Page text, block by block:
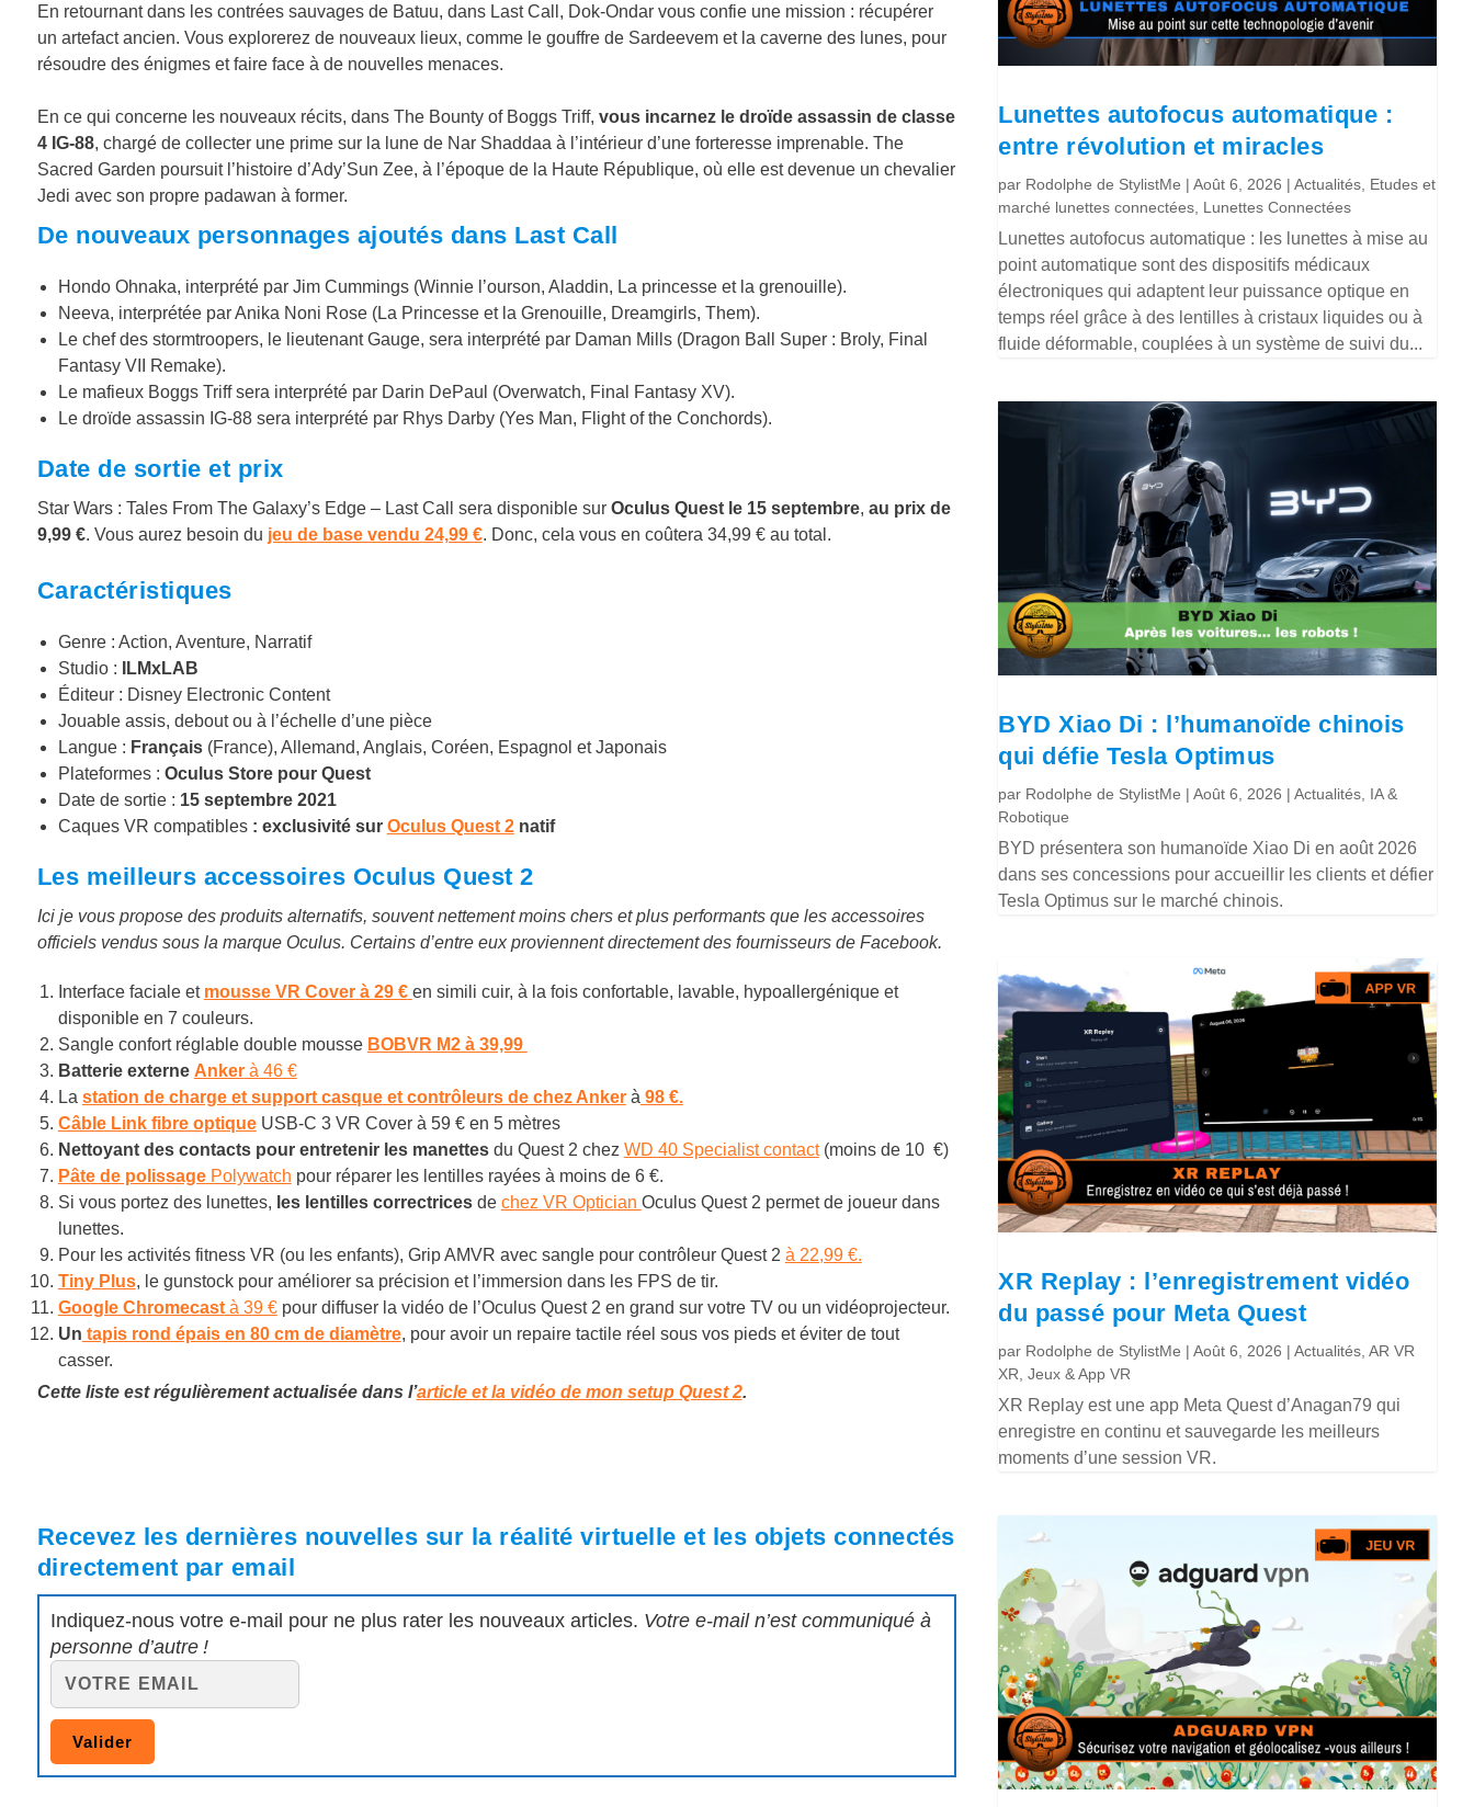
En retournant dans les contrées sauvages de Batuu, dans Last Call, Dok-Ondar vous confie une mission : récupérer
un artefact ancien. Vous explorerez de nouveaux lieux, comme le gouffre de Sardeevem et la caverne des lunes, pour
résoudre des énigmes et faire face à de nouvelles menaces.
En ce qui concerne les nouveaux récits, dans The Bounty of Boggs Triff, vous incarnez le droïde assassin de classe
4 IG-88, chargé de collecter une prime sur la lune de Nar Shaddaa à l’intérieur d’une forteresse imprenable. The
Sacred Garden poursuit l’histoire d’Ady’Sun Zee, à l’époque de la Haute République, où elle est devenue un chevalier
Jedi avec son propre padawan à former.
De nouveaux personnages ajoutés dans Last Call
Hondo Ohnaka, interprété par Jim Cummings (Winnie l’ourson, Aladdin, La princesse et la grenouille).
Neeva, interprétée par Anika Noni Rose (La Princesse et la Grenouille, Dreamgirls, Them).
Le chef des stormtroopers, le lieutenant Gauge, sera interprété par Daman Mills (Dragon Ball Super : Broly, Final
Fantasy VII Remake).
Le mafieux Boggs Triff sera interprété par Darin DePaul (Overwatch, Final Fantasy XV).
Le droïde assassin IG-88 sera interprété par Rhys Darby (Yes Man, Flight of the Conchords).
Date de sortie et prix
Star Wars : Tales From The Galaxy’s Edge – Last Call sera disponible sur Oculus Quest le 15 septembre, au prix de
9,99 €. Vous aurez besoin du jeu de base vendu 24,99 €. Donc, cela vous en coûtera 34,99 € au total.
Caractéristiques
Genre : Action, Aventure, Narratif
Studio :
ILMxLAB
Éditeur : Disney Electronic Content
Jouable assis, debout ou à l’échelle d’une pièce
Langue : Français(France), Allemand, Anglais, Coréen, Espagnol et Japonais
Plateformes : Oculus Store pour Quest
Date de sortie : 15 septembre 2021
Caques VR compatibles: exclusivité sur Oculus Quest 2natif
Les meilleurs accessoires Oculus Quest 2
Ici je vous propose des produits alternatifs, souvent nettement moins chers et plus performants que les accessoires
officiels vendus sous la marque Oculus. Certains d’entre eux proviennent directement des fournisseurs de Facebook.
Interface faciale et mousse VR Cover à 29 € en simili cuir, à la fois confortable, lavable, hypoallergénique et
disponible en 7 couleurs.
Sangle confort réglable double mousse BOBVR M2 à 39,99
Batterie externe Ankerà 46 €
La station de charge et support casque et contrôleurs de chez Ankerà 98 €.
Câble Link fibre optiqueUSB-C 3 VR Cover à 59 € en 5 mètres
Nettoyant des contacts pour entretenir les manettesdu Quest 2 chez WD 40 Specialist contact(moins de 10 €)
Pâte de polissagePolywatch pour réparer les lentilles rayées à moins de 6 €.
Si vous portez des lunettes, les lentilles correctricesde chez VR Optician Oculus Quest 2 permet de joueur dans
lunettes.
Pour les activités fitness VR (ou les enfants), Grip AMVR avec sangle pour contrôleur Quest 2 à 22,99 €.
Tiny Plus, le gunstock pour améliorer sa précision et l’immersion dans les FPS de tir.
Google Chromecastà 39 €pour diffuser la vidéo de l’Oculus Quest 2 en grand sur votre TV ou un vidéoprojecteur.
Un tapis rond épais en 80 cm de diamètre, pour avoir un repaire tactile réel sous vos pieds et éviter de tout
casser.
Cette liste est régulièrement actualisée dans l’article et la vidéo de mon setup Quest 2.
Recevez les dernières nouvelles sur la réalité virtuelle et les objets connectés
directement par email
Indiquez-nous votre e-mail pour ne plus rater les nouveaux articles. Votre e-mail n’est communiqué à
personne d’autre !
Lunettes autofocus automatique :
entre révolution et miracles
par Rodolphe de StylistMe |Août 6, 2026 |Actualités Etudes et
marché lunettes connectées Lunettes Connectées
Lunettes autofocus automatique : les lunettes à mise au
point automatique sont des dispositifs médicaux
électroniques qui adaptent leur puissance optique en
temps réel grâce à des lentilles à cristaux liquides ou à
fluide déformable, couplées à un système de suivi du...
BYD Xiao Di : l’humanoïde chinois
qui défie Tesla Optimus
par Rodolphe de StylistMe |Août 6, 2026 |Actualités IA &
Robotique
BYD présentera son humanoïde Xiao Di en août 2026
dans ses concessions pour accueillir les clients et défier
Tesla Optimus sur le marché chinois.
XR Replay : l’enregistrement vidéo
du passé pour Meta Quest
par Rodolphe de StylistMe |Août 6, 2026 |Actualités ,AR VR
XR ,Jeux & App VR
XR Replay est une app Meta Quest d’Anagan79 qui
enregistre en continu et sauvegarde les meilleurs
moments d’une session VR.